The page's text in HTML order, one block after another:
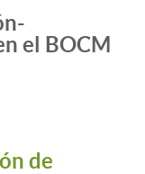
el BOCM
de